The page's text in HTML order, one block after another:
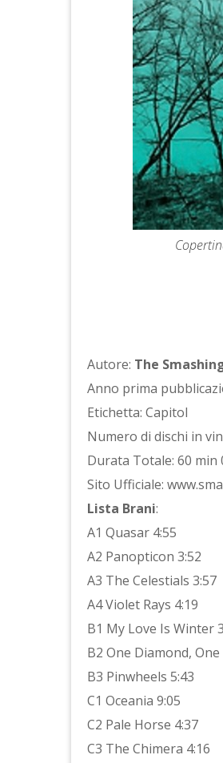
Autore: The
Anno prima
Etichetta: Capitol
Numero di dischi in
Durata Totale: 60 min
Sito Ufficiale:
Lista Brani:
A1 Quasar 4:55
A2 Panopticon 3:52
A3 The Celestials 3:57
A4 Violet Rays 4:19
B1 My Love Is Winter
B2 One Diamond,
B3 Pinwheels 5:43
C1 Oceania 9:05
C2 Pale Horse 4:37
C3 The Chimera 4:16